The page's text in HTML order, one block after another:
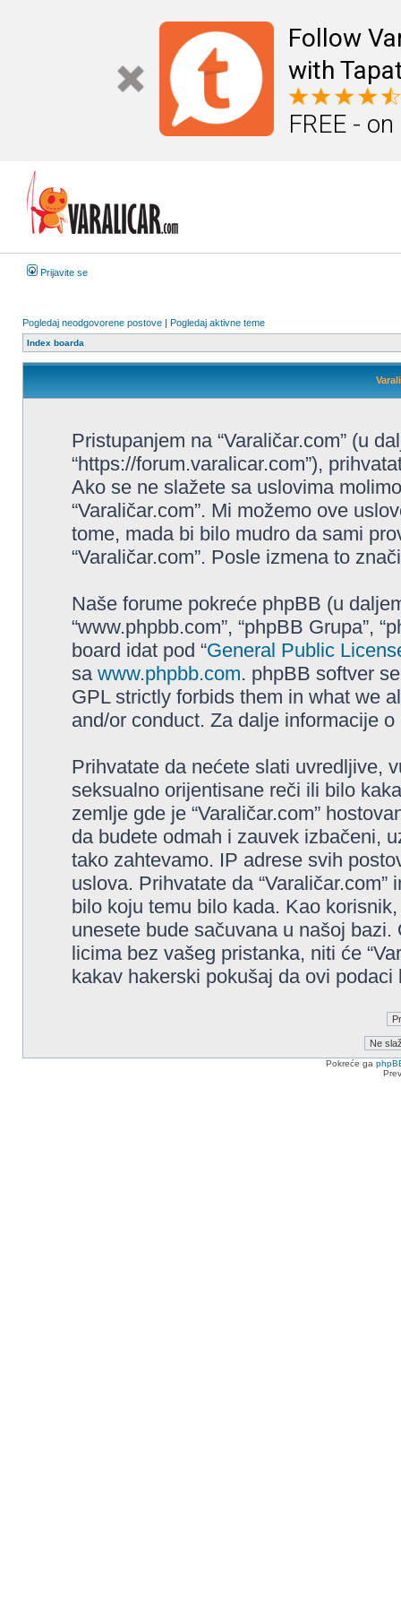
Follow
with
FREE -
Prijavite se
Pogledaj neodgovorene postove | Pogledaj aktivne teme
Index boarda
Pristupanjem na “Varaličar.com” (u
“https://forum.varalicar.com”),
Ako se ne slažete sa uslovima
“Varaličar.com”. Mi možemo ove
tome, mada bi bilo mudro da sami
“Varaličar.com”. Posle izmena to
Naše forume pokreće phpBB (u
“www.phpbb.com”, “phpBB Grupa”,
board idat pod “General Public
sa www.phpbb.com. phpBB softver
GPL strictly forbids them in what we
and/or conduct. Za dalje informacije
Prihvatate da nećete slati uvredljive,
seksualno orijentisane reči ili bilo
zemlje gde je “Varaličar.com”
da budete odmah i zauvek izbačeni,
tako zahtevamo. IP adrese svih
uslova. Prihvatate da
bilo koju temu bilo kada. Kao
unesete bude sačuvana u našoj
licima bez vašeg pristanka, niti će
kakav hakerski pokušaj da ovi
Pokreće ga